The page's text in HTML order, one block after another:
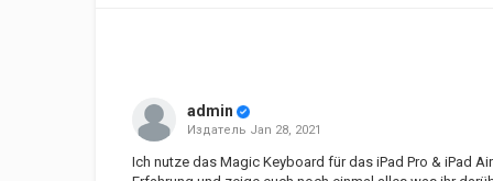
admin
Издатель Jan 28, 2021
Ich nutze das Magic Keyboard für das iPad Pro & iPad